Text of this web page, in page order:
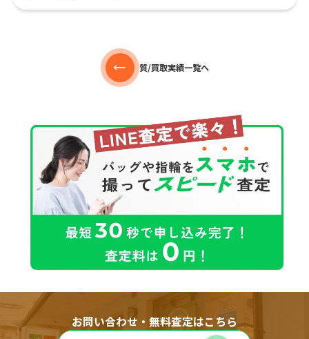
質/買取実績一覧へ
お問い合わせ・無料査定はこちら